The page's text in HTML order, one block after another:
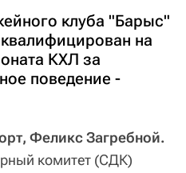
клуба "Барыс"
на
КХЛ за
поведение -
Феликс Загребной.
комитет (СДК)